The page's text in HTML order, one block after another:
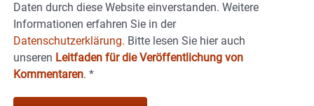
Daten durch diese Website einverstanden. Weitere
Informationen erfahren Sie in der
Datenschutzerklärung. Bitte lesen Sie hier auch
unseren Leitfaden für die Veröffentlichung von
Kommentaren. *